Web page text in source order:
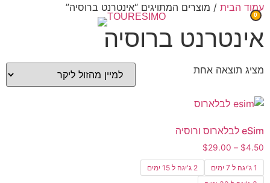
0
עמוד הבית / מוצרים המתויגים “אינטרנט ברוסיה”
אינטרנט ברוסיה
מציג תוצאה אחת
eSim לבלארוס ורוסיה
$4.50
–
$29.00
1 ג'יגה ל 7 ימים
2 ג'יגה ל 15 ימים